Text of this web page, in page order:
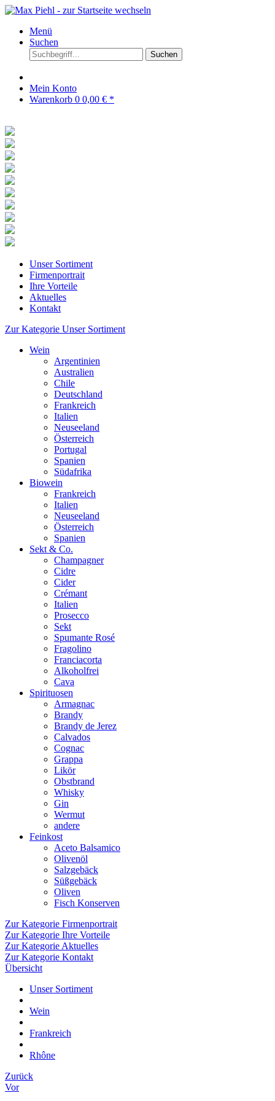
Menü
Suchen
Suchen
Mein Konto
Warenkorb 0 0,00 € *
Unser Sortiment
Firmenportrait
Ihre Vorteile
Aktuelles
Kontakt
Zur Kategorie Unser Sortiment
Wein
Argentinien
Australien
Chile
Deutschland
Frankreich
Italien
Neuseeland
Österreich
Portugal
Spanien
Südafrika
Biowein
Frankreich
Italien
Neuseeland
Österreich
Spanien
Sekt & Co.
Champagner
Cidre
Cider
Crémant
Italien
Prosecco
Sekt
Spumante Rosé
Fragolino
Franciacorta
Alkoholfrei
Cava
Spirituosen
Armagnac
Brandy
Brandy de Jerez
Calvados
Cognac
Grappa
Likör
Obstbrand
Whisky
Gin
Wermut
andere
Feinkost
Aceto Balsamico
Olivenöl
Salzgebäck
Süßgebäck
Oliven
Fisch Konserven
Zur Kategorie Firmenportrait
Zur Kategorie Ihre Vorteile
Zur Kategorie Aktuelles
Zur Kategorie Kontakt
Übersicht
Unser Sortiment
Wein
Frankreich
Rhône
Zurück
Vor